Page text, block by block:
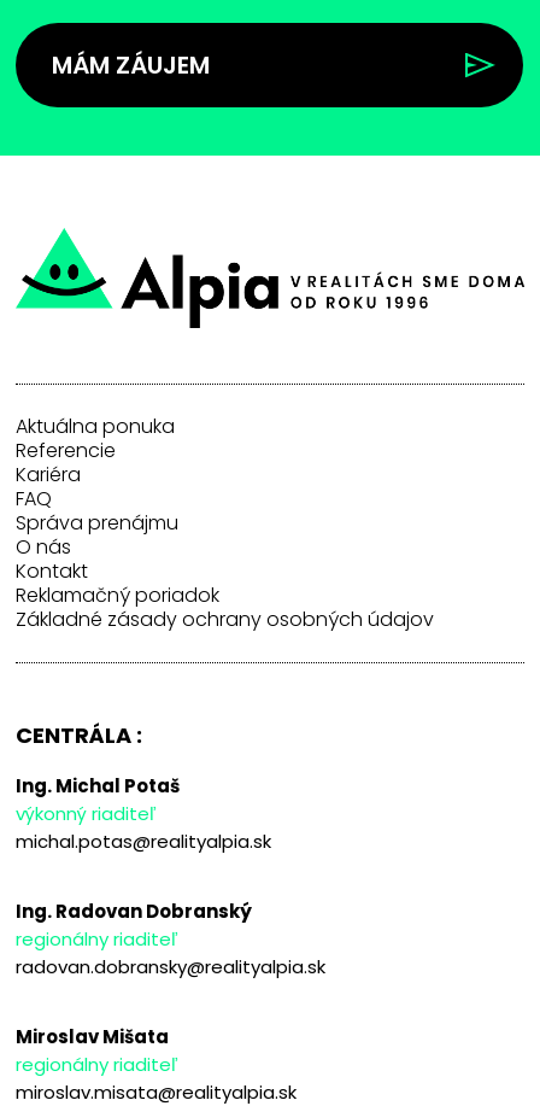
MÁM ZÁUJEM
Aktuálna ponuka
Referencie
Kariéra
FAQ
Správa prenájmu
O nás
Kontakt
Reklamačný poriadok
Základné zásady ochrany osobných údajov
CENTRÁLA :
Ing. Michal Potaš
výkonný riaditeľ
michal.potas@realityalpia.sk
Ing. Radovan Dobranský
regionálny riaditeľ
radovan.dobransky@realityalpia.sk
Miroslav Mišata
regionálny riaditeľ
miroslav.misata@realityalpia.sk